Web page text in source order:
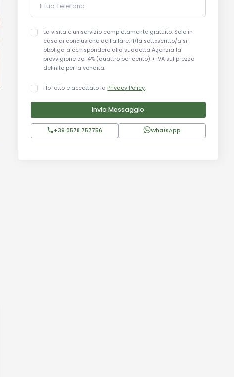
Il tuo Telefono
La visita è un servizio completamente gratuito. Solo in
caso di conclusione dell'affare, il/la sottoscritto/a si
obbliga a corrispondere alla suddetta Agenzia la
provvigione del 4% (quattro per cento) + IVA sul prezzo
definito per la vendita.
Ho letto e accettato la Privacy Policy.
Invia Messaggio
+39.0578.757756 WhatsApp